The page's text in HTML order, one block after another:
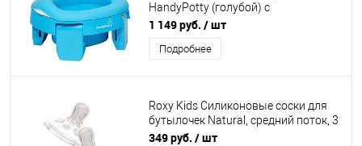
HandyPotty (голубой) с
многоразовой вкладкой (голубая)
1 149 руб. / шт
Подробнее
Roxy Kids Силиконовые соски для
бутылочек Natural, средний поток, 3
мес+, 2 шт
349 руб. / шт